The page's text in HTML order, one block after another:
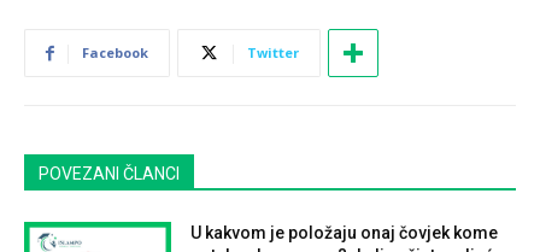
Facebook Twitter
POVEZANI ČLANCI
U kakvom je položaju onaj čovjek kome